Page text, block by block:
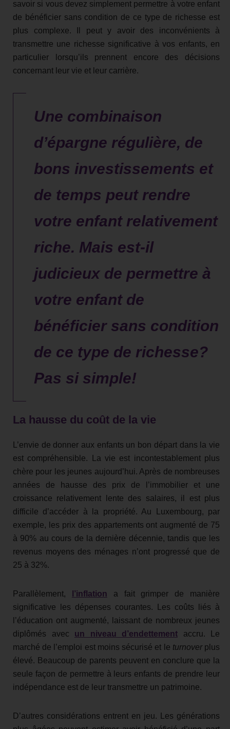
savoir si vous devez simplement permettre à votre enfant
de bénéficier sans condition de ce type de richesse est
plus complexe. Il peut y avoir des inconvénients à
transmettre une richesse significative à vos enfants, en
particulier lorsqu’ils prennent encore des décisions
concernant leur vie et leur carrière.
Une combinaison
d’épargne régulière, de
bons investissements et
de temps peut rendre
votre enfant relativement
riche. Mais est-il
judicieux de permettre à
votre enfant de
bénéficier sans condition
de ce type de richesse?
Pas si simple!
La hausse du coût de la vie
L’envie de donner aux enfants un bon départ dans la vie
est compréhensible. La vie est incontestablement plus
chère pour les jeunes aujourd’hui. Après de nombreuses
années de hausse des prix de l’immobilier et une
croissance relativement lente des salaires, il est plus
difficile d’accéder à la propriété. Au Luxembourg, par
exemple, les prix des appartements ont augmenté de 75
à 90% au cours de la dernière décennie, tandis que les
revenus moyens des ménages n’ont progressé que de
25 à 32%.
Parallèlement, l’inflation a fait grimper de manière
significative les dépenses courantes. Les coûts liés à
l’éducation ont augmenté, laissant de nombreux jeunes
diplômés avec un niveau d’endettement accru. Le
marché de l’emploi est moins sécurisé et le turnoverplus
élevé. Beaucoup de parents peuvent en conclure que la
seule façon de permettre à leurs enfants de prendre leur
indépendance est de leur transmettre un patrimoine.
D’autres considérations entrent en jeu. Les générations